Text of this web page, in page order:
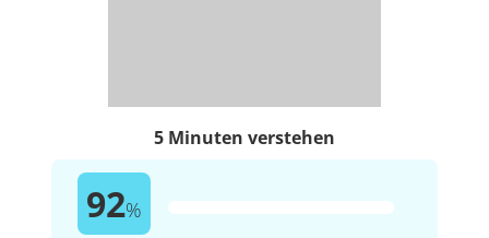
5 Minuten verstehen
92%